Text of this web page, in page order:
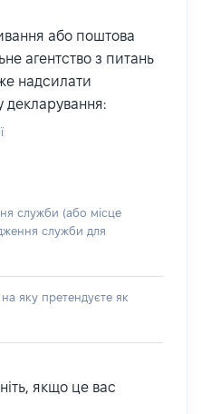
або поштова
агентство з питань
надсилати
декларування:
служби (або місце
служби для
яку претендуєте як
якщо це вас